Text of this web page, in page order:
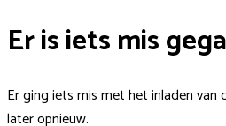
Er is iets mis
Er ging iets mis met het inladen van
later opnieuw.